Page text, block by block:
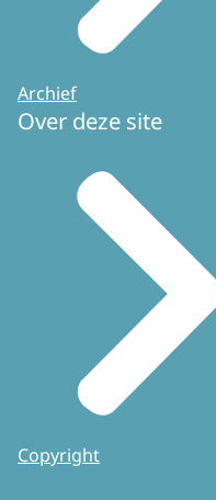
Archief
Over deze site
Copyright